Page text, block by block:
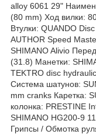
alloy 6061 29"
(80 mm) Ход вилки:
Втулки: QUANDO
AUTHOR Speed
SHIMANO Alivio
(31.8) Манетки:
TEKTRO disc
Система шатунов:
mm cranks Каретка:
колонка: PRESTINE
SHIMANO HG200-9
Грипсы / Обмотка